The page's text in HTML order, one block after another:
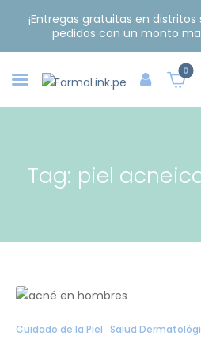
¡Entregas gratuitas en
pedidos con un monto
0
Tag: piel
Cuidado de la Piel Salud